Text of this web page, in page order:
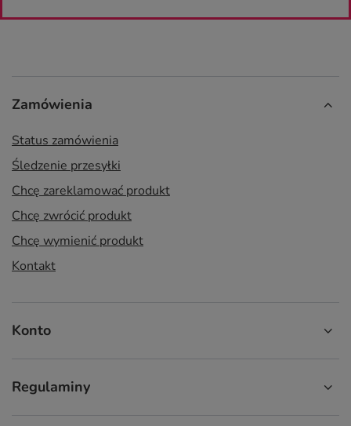
Zamówienia
Status zamówienia
Śledzenie przesyłki
Chcę zareklamować produkt
Chcę zwrócić produkt
Chcę wymienić produkt
Kontakt
Konto
Regulaminy